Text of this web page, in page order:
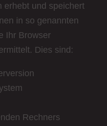
erhebt und speichert
in so genannten
Ihr Browser
Dies sind:
Rechners